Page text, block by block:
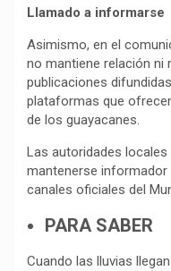
Llamado a informarse
Asimismo, en el
no mantiene relación ni
publicaciones
plataformas que
de los guayacanes.
Las autoridades
mantenerse
canales oficiales del
PARA SABER
Cuando las lluvias